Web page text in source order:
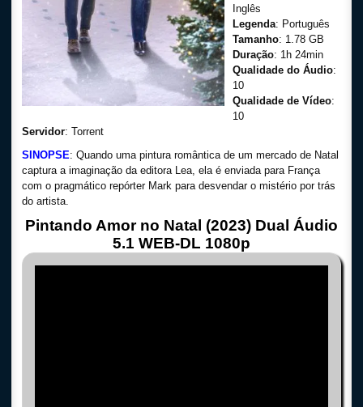
Inglês
Legenda: Português
Tamanho: 1.78 GB
Duração: 1h 24min
Qualidade do Áudio:
10
Qualidade de Vídeo:
10
Servidor: Torrent
SINOPSE: Quando uma pintura romântica de um mercado de Natal
captura a imaginação da editora Lea, ela é enviada para França
com o pragmático repórter Mark para desvendar o mistério por trás
do artista.
Pintando Amor no Natal (2023) Dual Áudio
5.1 WEB-DL 1080p